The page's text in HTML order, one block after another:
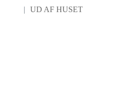
UD AF HUSET